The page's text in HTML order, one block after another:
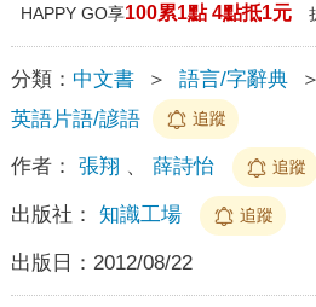
HAPPY GO享100累1點 4點抵1元
分類： 中文書 ＞ 語言/字辭典 ＞
英語片語/諺語
追蹤
作者： 張翔 、 薛詩怡 追蹤
出版社： 知識工場 追蹤
出版日： 2012/08/22